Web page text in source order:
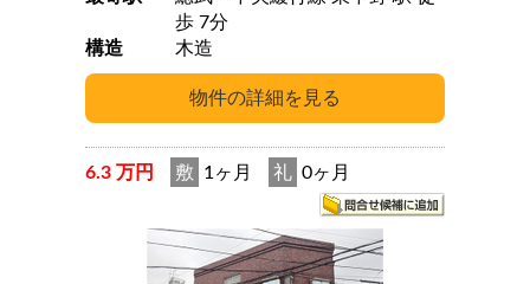
歩 7分
構造
木造
6.3 万円 敷 1ヶ月 礼 0ヶ月